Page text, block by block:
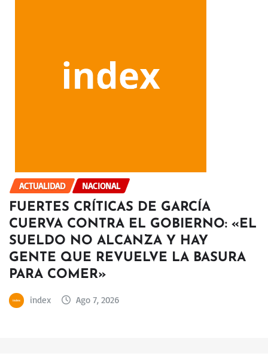
ACTUALIDAD NACIONAL
FUERTES CRÍTICAS DE GARCÍA
CUERVA CONTRA EL GOBIERNO: «EL
SUELDO NO ALCANZA Y HAY
GENTE QUE REVUELVE LA BASURA
PARA COMER»
index Ago 7, 2026